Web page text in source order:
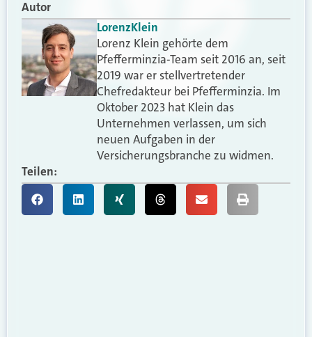
Autor
LorenzKlein
Lorenz Klein gehörte dem
Pfefferminzia-Team seit 2016 an, seit
2019 war er stellvertretender
Chefredakteur bei Pfefferminzia. Im
Oktober 2023 hat Klein das
Unternehmen verlassen, um sich
neuen Aufgaben in der
Versicherungsbranche zu widmen.
Teilen: